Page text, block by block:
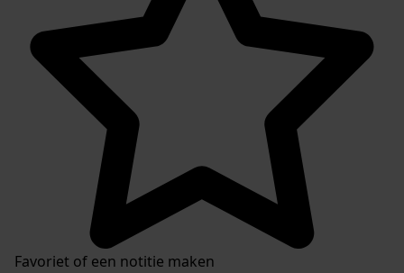
Favoriet of een notitie maken